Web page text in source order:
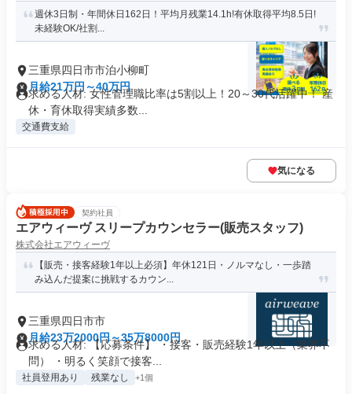
週休3日制・年間休日162日！平均月残業14.1h!有休取得平均8.5日!
未経験OK/社割...
三重県四日市市泊小柳町
月給21万円～40万円
求める人材: 女性管理職比率は5割以上！20～30代活躍中！ 産
休・育休取得実績多数...
交通費支給
気になる
契約社員
エアウィーヴ スリープカウンセラー(販売スタッフ)
株式会社エアウィーヴ
【販売・接客経験1年以上必須】年休121日・ノルマなし・一歩踏
み込んだ提案に挑戦するカウン...
三重県四日市市
月給23万2000円～35万8000円
求める人材: 【応募条件】 ・接客・販売経験1年以上（業界不
問） ・明るく笑顔で接客...
社員登用あり 残業なし +1個